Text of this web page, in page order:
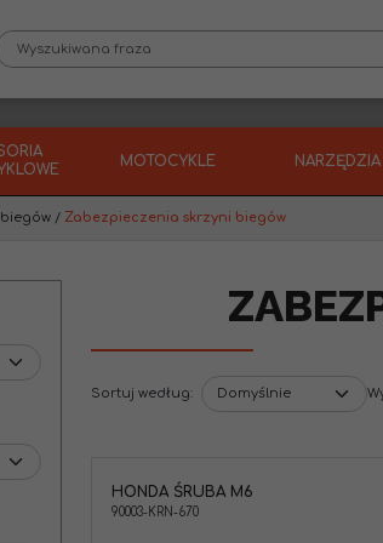
MOTOCYKLE NARZĘDZIA
/ Zabezpieczenia skrzyni biegów
Sortuj według:
HONDA ŚRUBA M6
90003-KRN-670
Honda 93600-06010-0H
Zabezpieczenia skrzyni